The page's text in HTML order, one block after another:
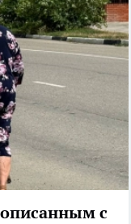
с